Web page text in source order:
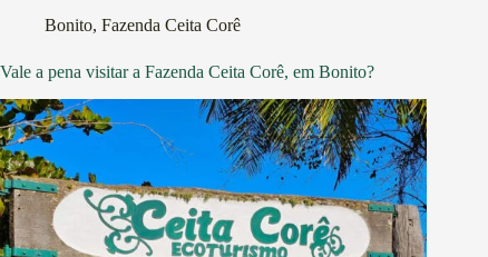
Bonito, Fazenda Ceita Corê
Vale a pena visitar a Fazenda Ceita Corê, em Bonito?